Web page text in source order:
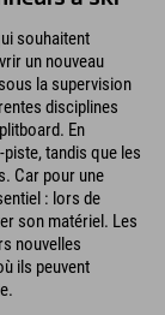
souhaitent
un nouveau
la supervision
disciplines
En
tandis que les
Car pour une
: lors de
son matériel. Les
nouvelles
ils peuvent